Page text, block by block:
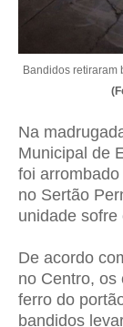
Bandidos retiraram
Na
Municipal de
foi
no Sertão
unidade sofre
De acordo
no Centro, os
ferro do
bandidos